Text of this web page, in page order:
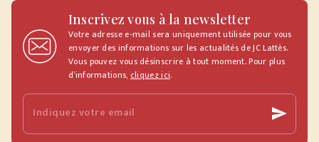
Inscrivez vous à la newsletter
Votre adresse e-mail sera uniquement utilisée pour vous
envoyer des informations sur les actualités de JC Lattès.
Vous pouvez vous désinscrire à tout moment. Pour plus
d’informations, cliquez ici.
Indiquez votre email send